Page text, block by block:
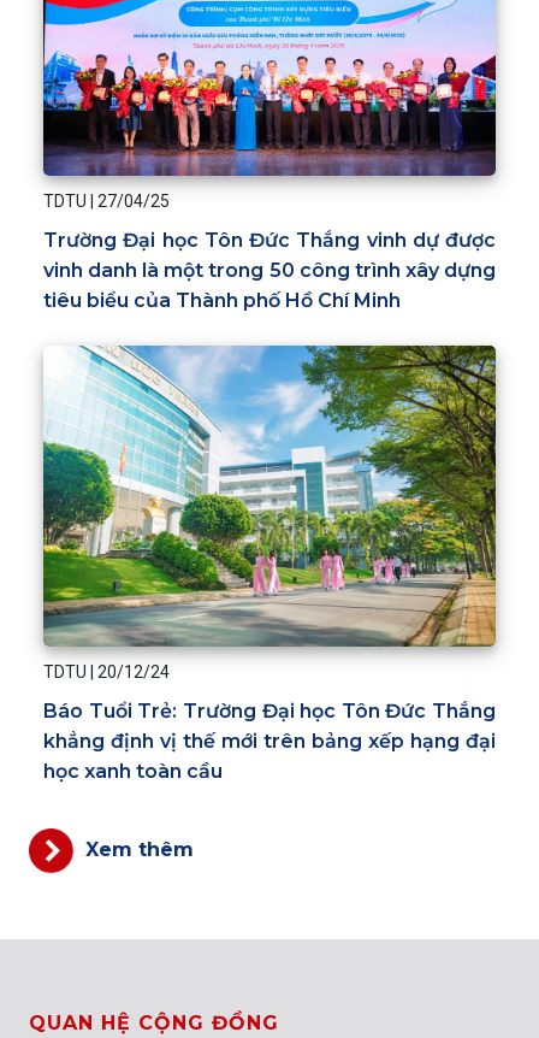
TDTU 27/04/25
Trường Đại học Tôn Đức Thắng vinh dự được
vinh danh là một trong 50 công trình xây dựng
tiêu biểu của Thành phố Hồ Chí Minh
TDTU 20/12/24
Báo Tuổi Trẻ: Trường Đại học Tôn Đức Thắng
khẳng định vị thế mới trên bảng xếp hạng đại
học xanh toàn cầu
Xem thêm
QUAN HỆ CỘNG ĐỒNG